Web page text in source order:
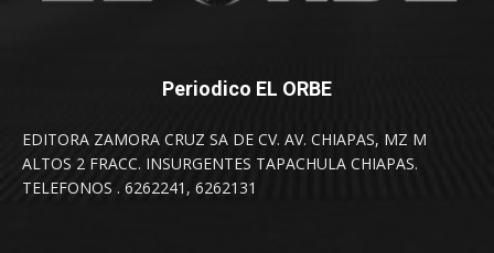
Periodico EL ORBE
EDITORA ZAMORA CRUZ SA DE CV. AV. CHIAPAS, MZ M
ALTOS 2 FRACC. INSURGENTES TAPACHULA CHIAPAS.
TELEFONOS . 6262241, 6262131